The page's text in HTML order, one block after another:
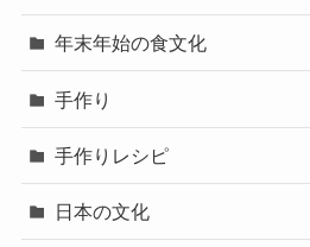
年末年始の食文化
手作り
手作りレシピ
日本の文化